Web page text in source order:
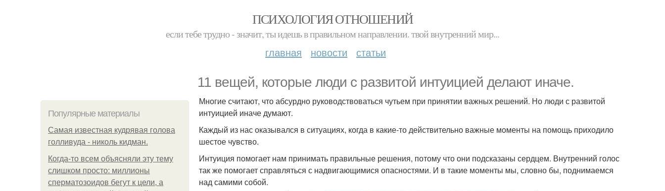
ПСИХОЛОГИЯ ОТНОШЕНИЙ
если тебе трудно - значит, ты идешь в правильном направлении. твой внутренний мир...
главная новости статьи
11 вещей, которые люди с развитой интуицией делают иначе.
Популярные материалы
Самая известная кудрявая голова
голливуда - николь кидман.
Когда-то всем объясняли эту тему
слишком просто: миллионы
сперматозоидов бегут к цели, а
Многие считают, что абсурдно руководствоваться чутьем при принятии важных решений. Но люди с развитой
интуицией иначе думают.
Каждый из нас оказывался в ситуациях, когда в какие-то действительно важные моменты на помощь приходило
шестое чувство.
Интуиция помогает нам принимать правильные решения, потому что они подсказаны сердцем. Внутренний голос
так же помогает справляться с надвигающимися опасностями. И в такие моменты мы, словно бы, поднимаемся
над самими собой.